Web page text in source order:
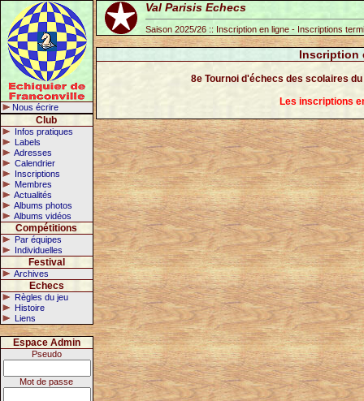
Nous écrire
Club
Infos pratiques
Labels
Adresses
Calendrier
Inscriptions
Membres
Actualités
Albums photos
Albums vidéos
Compétitions
Par équipes
Individuelles
Festival
Archives
Echecs
Règles du jeu
Histoire
Liens
Espace Admin
Pseudo
Mot de passe
Val Parisis Echecs
Saison 2025/26 :: Inscription en ligne - Inscriptions
Inscription
8e Tournoi d'échecs des scolaires
Les inscriptions